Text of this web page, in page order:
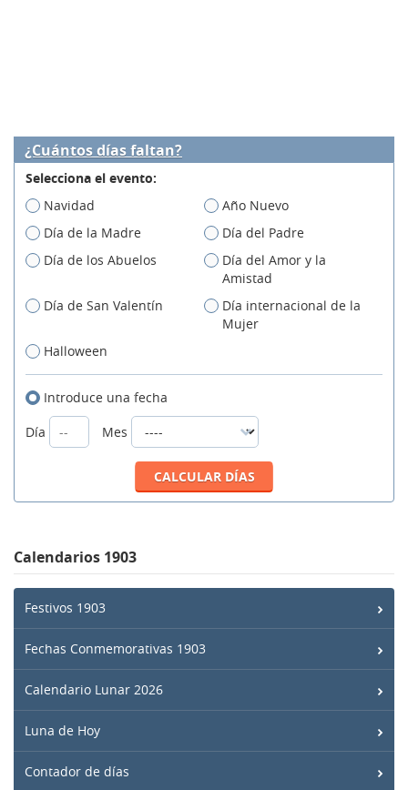
¿Cuántos días faltan?
Selecciona el evento:
Navidad
Año Nuevo
Día de la Madre
Día del Padre
Día de los Abuelos
Día del Amor y la
Amistad
Día de San Valentín
Día internacional de la
Mujer
Halloween
Introduce una fecha
Día
Mes
Calendarios 1903
Festivos 1903
Fechas Conmemorativas 1903
Calendario Lunar 2026
Luna de Hoy
Contador de días